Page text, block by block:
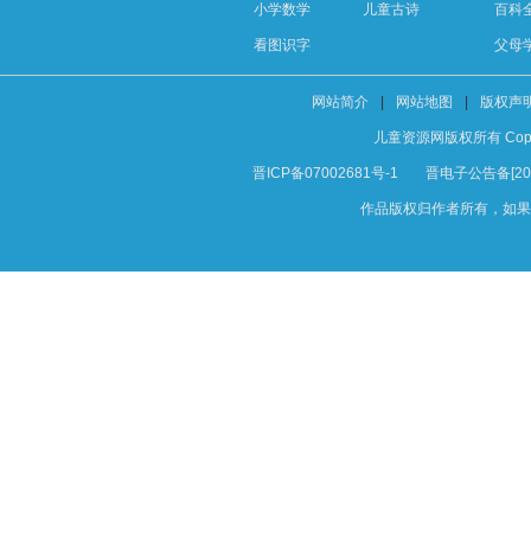
小学数学 儿童古诗
看图识字
百科
父母
网站简介 网站地图 版权声
儿童资源网版权所有
晋ICP备07002681号-1 晋电子公告备
作品版权归作者所有，如